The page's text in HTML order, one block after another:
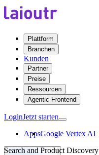
Plattform
Branchen
Kunden
Partner
Preise
Ressourcen
Agentic Frontend
LoginJetzt starten
AppsGoogle Vertex AI
Search and Product Discovery